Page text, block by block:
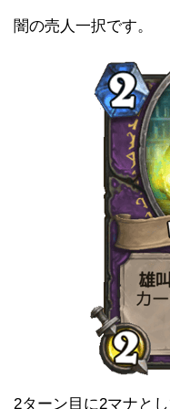
闇の売人一択です。
2ターン目に2マナと